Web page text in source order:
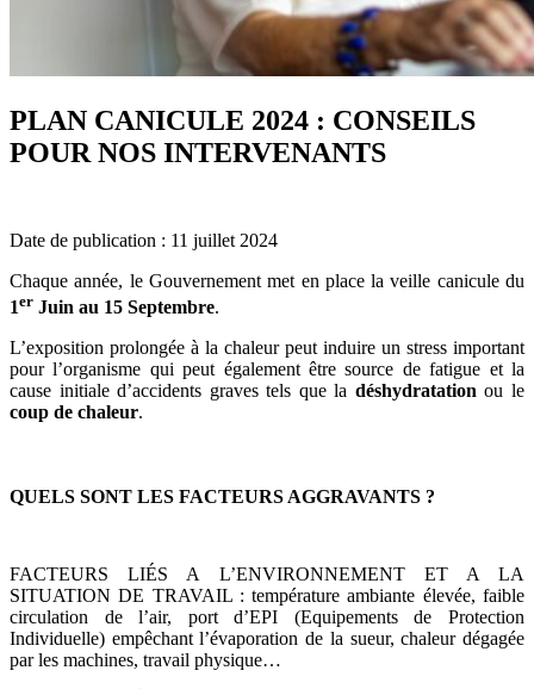
PLAN CANICULE 2024 : CONSEILS
POUR NOS INTERVENANTS
Date de publication : 11 juillet 2024
Chaque année, le Gouvernement met en place la veille canicule du
1er Juin au 15 Septembre.
L’exposition prolongée à la chaleur peut induire un stress important
pour l’organisme qui peut également être source de fatigue et la
cause initiale d’accidents graves tels que la déshydratationou le
coup de chaleur.
QUELS SONT LES FACTEURS AGGRAVANTS ?
FACTEURS LIÉS A L’ENVIRONNEMENT ET A LA
SITUATION DE TRAVAIL : température ambiante élevée, faible
circulation de l’air, port d’EPI (Equipements de Protection
Individuelle) empêchant l’évaporation de la sueur, chaleur dégagée
par les machines, travail physique…